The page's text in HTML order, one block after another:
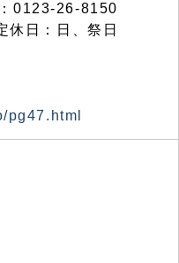
0123-26-8150
日：日、祭日
pg47.html